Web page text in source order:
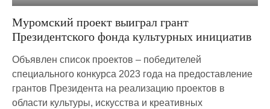
Муромский проект выиграл грант
Президентского фонда культурных инициатив
Объявлен список проектов – победителей
специального конкурса 2023 года на предоставление
грантов Президента на реализацию проектов в
области культуры, искусства и креативных